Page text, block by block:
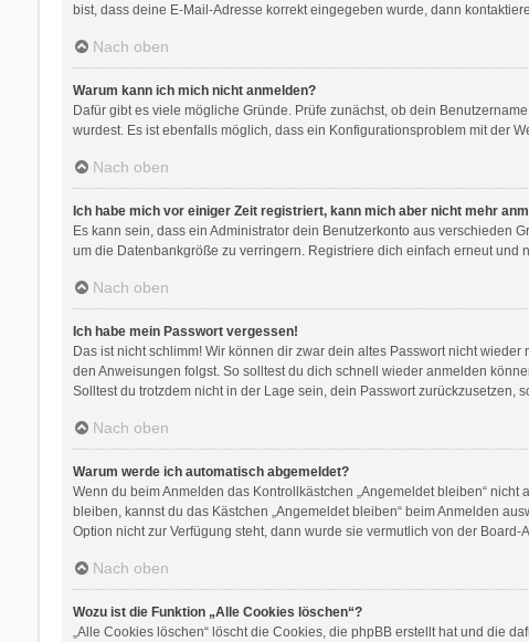
bist, dass deine E-Mail-Adresse korrekt eingegeben wurde, dann
Nach oben
Warum kann ich mich nicht anmelden?
Dafür gibt es viele mögliche Gründe. Prüfe zunächst, ob dein
wurdest. Es ist ebenfalls möglich, dass ein Konfigurationsproblem mit der
Nach oben
Ich habe mich vor einiger Zeit registriert, kann mich aber nicht mehr
Es kann sein, dass ein Administrator dein Benutzerkonto aus verschieden
um die Datenbankgröße zu verringern. Registriere dich einfach erneut und
Nach oben
Ich habe mein Passwort vergessen!
Das ist nicht schlimm! Wir können dir zwar dein altes Passwort nicht
den Anweisungen folgst. So solltest du dich schnell wieder anmelden
Solltest du trotzdem nicht in der Lage sein, dein Passwort zurückzusetzen,
Nach oben
Warum werde ich automatisch abgemeldet?
Wenn du beim Anmelden das Kontrollkästchen „Angemeldet bleiben“
bleiben, kannst du das Kästchen „Angemeldet bleiben“ beim Anmelden
Option nicht zur Verfügung steht, dann wurde sie vermutlich von der Board-
Nach oben
Wozu ist die Funktion „Alle Cookies löschen“?
„Alle Cookies löschen“ löscht die Cookies, die phpBB erstellt hat und die